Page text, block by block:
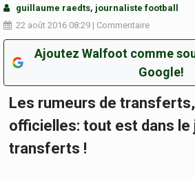
guillaume raedts, journaliste football
22 août 2016 08:29 | Commentaire
Ajoutez Walfoot comme
Google!
Les rumeurs de
officielles: tout est dans le
transferts !